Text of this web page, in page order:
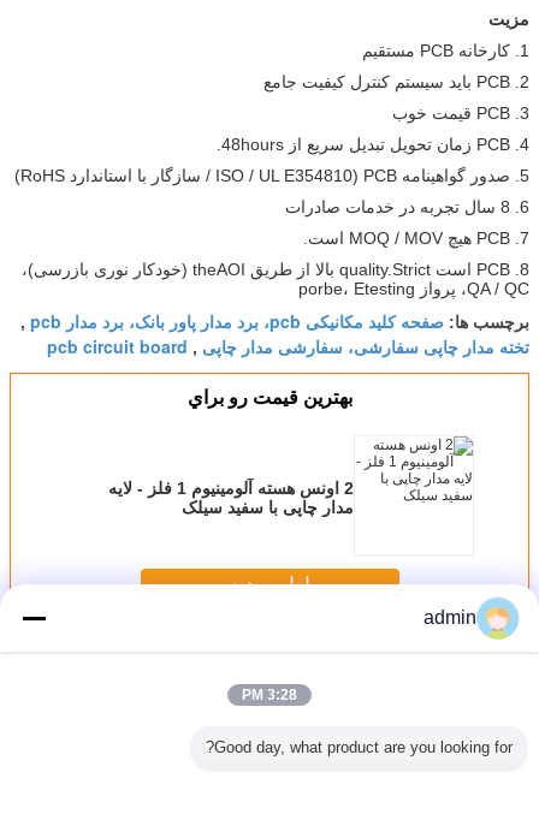
مزیت
1. کارخانه PCB مستقیم
2. PCB باید سیستم کنترل کیفیت جامع
3. PCB قیمت خوب
4. PCB زمان تحویل تبدیل سریع از 48hours.
5. صدور گواهینامه PCB (ISO / UL E354810 / سازگار با استاندارد RoHS)
6. 8 سال تجربه در خدمات صادرات
7. PCB هیچ MOQ / MOV است.
8. PCB است quality.Strict بالا از طریق theAOI (خودکار نوری بازرسی)،
QA / QC، پرواز porbe، Etesting
برچسب ها: صفحه کلید مکانیکی pcb، برد مدار پاور بانک، برد مدار pcb ,
تخته مدار چاپی سفارشی، سفارشی مدار چاپی ,
pcb circuit board
بهترين قيمت رو براي
2 اونس هسته آلومینیوم 1 فلز - لایه
مدار چاپی با سفید سیلک
ادامه هید
بیشPCB طرفه
admin
3:28 PM
Good day, what product are you looking for?